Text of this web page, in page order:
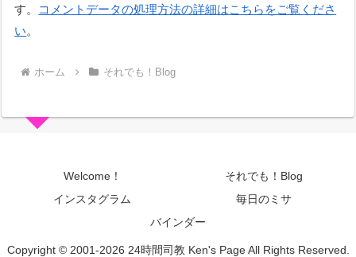
す。
コメントデータの処理方法の詳細はこちらをご覧くださ
い。
ホーム それでも！Blog
Welcome！
それでも！Blog
インスタグラム
毎日のミサ
バインダー
Copyright © 2001-2026 24時間司教 Ken's Page All Rights Reserved.